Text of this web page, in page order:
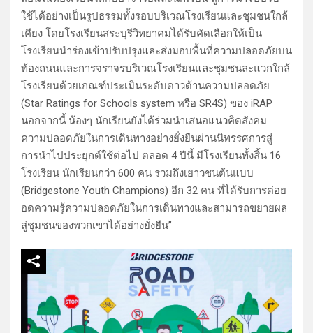
ใช้ได้อย่างเป็นรูปธรรมทั้งรอบบริเวณโรงเรียนและชุมชนใกล้
เคียง โดยโรงเรียนสระบุรีวิทยาคมได้รับคัดเลือกให้เป็น
โรงเรียนนำร่องเข้าปรับปรุงและส่งมอบพื้นที่ความปลอดภัยบน
ท้องถนนและการจราจรบริเวณโรงเรียนและชุมชนละแวกใกล้
โรงเรียนด้วยเกณฑ์ประเมินระดับดาวด้านความปลอดภัย
(Star Ratings for Schools system หรือ SR4S) ของ iRAP
นอกจากนี้ น้องๆ นักเรียนยังได้ร่วมนำเสนอแนวคิดสังคม
ความปลอดภัยในการเดินทางอย่างยั่งยืนผ่านนิทรรศการสู่
การนำไปประยุกต์ใช้ต่อไป ตลอด 4 ปีนี้ มีโรงเรียนทั้งสิ้น 16
โรงเรียน นักเรียนกว่า 600 คน รวมถึงเยาวชนต้นแบบ
(Bridgestone Youth Champions) อีก 32 คน ที่ได้รับการต่อย
อดความรู้ความปลอดภัยในการเดินทางและสามารถขยายผล
สู่ชุมชนของพวกเขาได้อย่างยั่งยืน”